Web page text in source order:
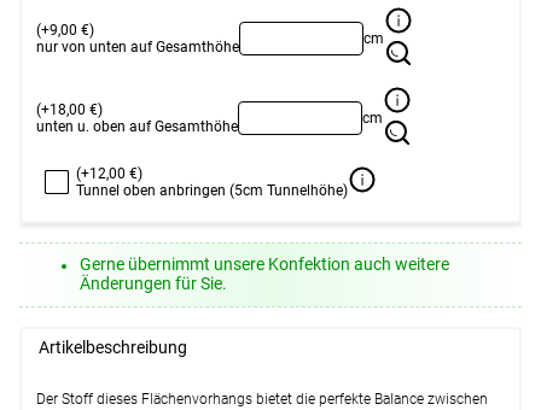
(+9,00 €)
nur von unten auf Gesamthöhe
cm
(+18,00 €)
unten u. oben auf Gesamthöhe
cm
(+12,00 €)
Tunnel oben anbringen (5cm Tunnelhöhe)
Gerne übernimmt unsere Konfektion auch weitere
Änderungen für Sie.
Artikelbeschreibung
Der Stoff dieses Flächenvorhangs bietet die perfekte Balance zwischen